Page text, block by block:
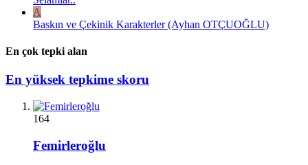
A
Baskın ve Çekinik Karakterler (Ayhan OTÇUOĞLU)
En çok tepki alan
En yüksek tepkime skoru
164
Femirleroğlu